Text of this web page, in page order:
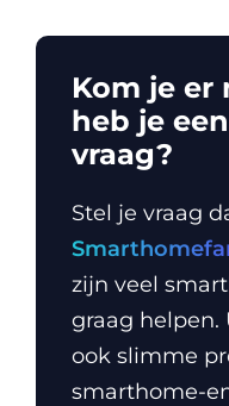
Kom je
heb je
vraag?
Stel je vraag
zijn veel
graag helpen.
ook slimme
smarthome-